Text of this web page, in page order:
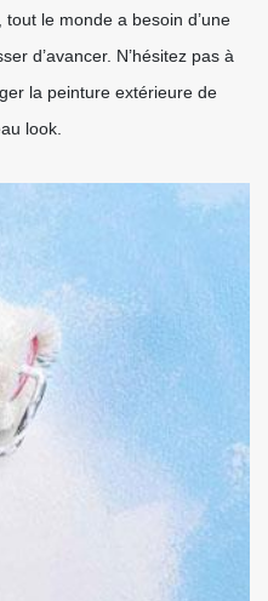
le monde a besoin d’une
d’avancer. N’hésitez pas à
la peinture extérieure de
look.